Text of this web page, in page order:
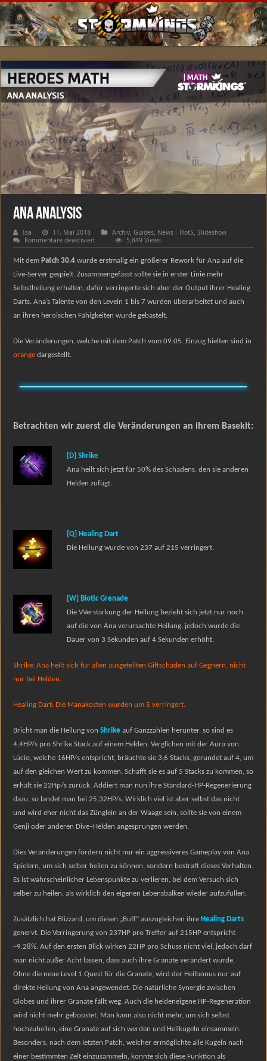
Ana Analysis
Isa 11. Mai 2018 Archiv,Guides, News - HotS,Slideshow
Kommentare deaktiviertfür
Ana
5,849 Views
Mit dem Patch 30.4 wurde erstmalig ein größerer Rework für Ana auf die
Live-Server gespielt. Zusammengefasst sollte sie in erster Linie mehr
Selbstheilung erhalten, dafür verringerte sich aber der Output ihrer Healing
Darts. Ana’s Talente von den Leveln 1 bis 7 wurden überarbeitet und auch
an ihren heroischen Fähigkeiten wurde gebastelt.
Die Veränderungen, welche mit dem Patch vom 09.05. Einzug hielten sind in
orangedargestellt.
Betrachten wir zuerst die Veränderungen an ihrem Basekit:
[D] Shrike
Ana heilt sich jetzt für 50% des Schadens, den sie anderen
Helden zufügt.
[Q] Healing Dart
Die Heilung wurde von 237 auf 215 verringert.
[W] Biotic Grenade
Die VVerstärkung der Heilung bezieht sich jetzt nur noch
auf die von Ana verursachte Heilung, jedoch wurde die
Dauer von 3 Sekunden auf 4 Sekunden erhöht.
Shrike: Ana heilt sich für allen ausgeteilten Giftschaden auf Gegnern, nicht
nur bei Helden.
Healing Dart: Die Manakosten wurden um 5 verringert.
Bricht man die Heilung vonShrike auf Ganzzahlen herunter, so sind es
4,4HP/s pro Shrike Stack auf einem Helden. Verglichen mit der Aura von
Lúcio, welche 16HP/s entspricht, bräuchte sie 3,6 Stacks, gerundet auf 4, um
auf den gleichen Wert zu kommen. Schafft sie es auf 5 Stacks zu kommen, so
erhält sie 22Hp/s zurück. Addiert man nun ihre Standard-HP-Regenerierung
dazu, so landet man bei 25,32HP/s. Wirklich viel ist aber selbst das nicht
und wird eher nicht das Zünglein an der Waage sein, sollte sie von einem
Genji oder anderen Dive–Helden angesprungen werden.
Dies Veränderungen fördern nicht nur ein aggressiveres Gameplay von Ana
Spielern, um sich selber heilen zu können, sondern bestraft dieses Verhalten.
Es ist wahrscheinlicher Lebenspunkte zu verlieren, bei dem Versuch sich
selber zu heilen, als wirklich den eigenen Lebensbalken wieder aufzufüllen.
Zusätzlich hat Blizzard, um diesen „Buff“ auszugleichen ihre Healing Darts
genervt. Die Verringerung von 237HP pro Treffer auf 215HP entspricht
~9,28%. Auf den ersten Blick wirken 22HP pro Schuss nicht viel, jedoch darf
man nicht außer Acht lassen, dass auch ihre Granate verändert wurde.
Ohne die neue Level 1 Quest für die Granate, wird der Heilbonus nur auf
direkte Heilung von Ana angewendet. Die natürliche Synergie zwischen
Globes und ihrer Granate fällt weg. Auch die heldeneigene HP-Regeneration
wird nicht mehr geboostet. Man kann also nicht mehr, um sich selbst
hochzuheilen, eine Granate auf sich werden und Heilkugeln einsammeln.
Besonders, nach dem letzten Patch, welcher ermöglichte alle Kugeln nach
einer bestimmten Zeit einzusammeln, konnte sich diese Funktion als